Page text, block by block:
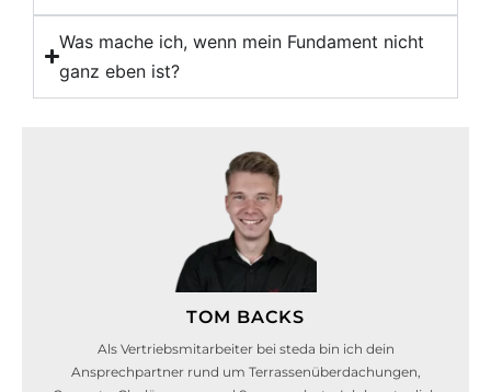
Was mache ich, wenn mein Fundament nicht
ganz eben ist?
TOM BACKS
Als Vertriebsmitarbeiter bei steda bin ich dein
Ansprechpartner rund um Terrassenüberdachungen,